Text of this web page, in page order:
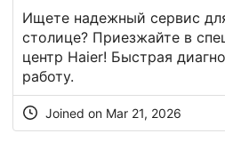
Ищете надежный сервис
столице? Приезжайте в
центр Haier! Быстрая
работу.
Joined on Mar 21, 2026